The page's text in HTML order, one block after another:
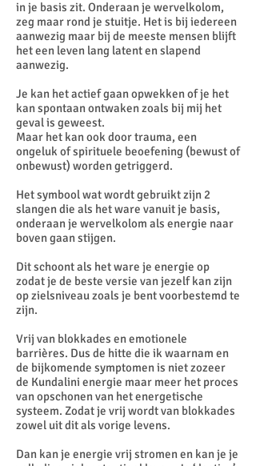
in je basis zit. Onderaan je wervelkolom,
zeg maar rond je stuitje. Het is bij iedereen
aanwezig maar bij de meeste mensen blijft
het een leven lang latent en slapend
aanwezig.
Je kan het actief gaan opwekken of je het
kan spontaan ontwaken zoals bij mij het
geval is geweest.
Maar het kan ook door trauma, een
ongeluk of spirituele beoefening (bewust of
onbewust) worden getriggerd.
Het symbool wat wordt gebruikt zijn 2
slangen die als het ware vanuit je basis,
onderaan je wervelkolom als energie naar
boven gaan stijgen.
Dit schoont als het ware je energie op
zodat je de beste versie van jezelf kan zijn
op zielsniveau zoals je bent voorbestemd te
zijn.
Vrij van blokkades en emotionele
barrières. Dus de hitte die ik waarnam en
de bijkomende symptomen is niet zozeer
de Kundalini energie maar meer het proces
van opschonen van het energetische
systeem. Zodat je vrij wordt van blokkades
zowel uit dit als vorige levens.
Dan kan je energie vrij stromen en kan je je